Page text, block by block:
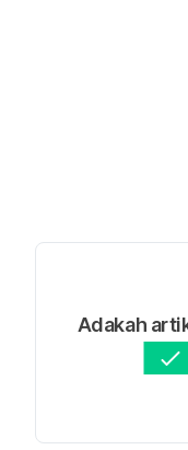
Adakah